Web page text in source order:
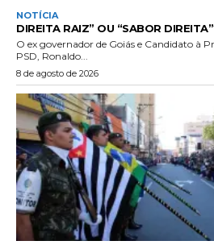
NOTÍCIA
DIREITA RAIZ” OU “SABOR
O ex governador de Goiás e Candidato à
PSD, Ronaldo...
8 de agosto de 2026